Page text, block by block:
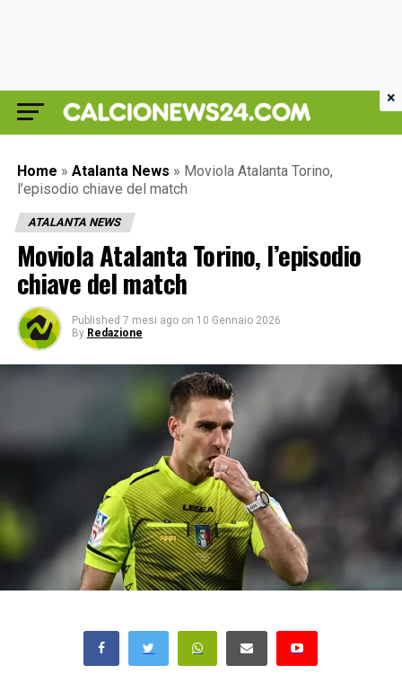
Home » Atalanta News » Moviola Atalanta Torino,
l’episodio chiave del match
ATALANTA NEWS
Moviola Atalanta Torino, l’episodio
chiave del match
Published 7 mesi ago on 10 Gennaio 2026
By Redazione
×